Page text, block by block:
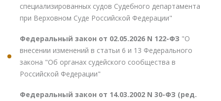
специализированных судов Судебного департамента
при Верховном Суде Российской Федерации"
Федеральный закон от 02.05.2026 N 122-ФЗ "О
внесении изменений в статьи 6 и 13 Федерального
закона "Об органах судейского сообщества в
Российской Федерации"
Федеральный закон от 14.03.2002 N 30-ФЗ (ред.